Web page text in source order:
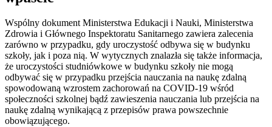
Wspólny dokument Ministerstwa Edukacji i Nauki, Ministerstwa
Zdrowia i Głównego Inspektoratu Sanitarnego zawiera zalecenia
zarówno w przypadku, gdy uroczystość odbywa się w budynku
szkoły, jak i poza nią. W wytycznych znalazła się także informacja,
że uroczystości studniówkowe w budynku szkoły nie mogą
odbywać się w przypadku przejścia nauczania na naukę zdalną
spowodowaną wzrostem zachorowań na COVID-19 wśród
społeczności szkolnej bądź zawieszenia nauczania lub przejścia na
naukę zdalną wynikającą z przepisów prawa powszechnie
obowiązującego.